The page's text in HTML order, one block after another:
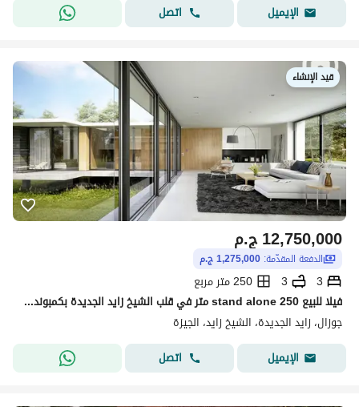
الإيميل
اتصل
قيد الإنشاء
ج.م12,750,000
الدفعة المقدّمة: 1,275,000 ج.م
3
3
250 متر مربع
فيلا للبيع stand alone 250 متر في قلب الشيخ زايد الجديدة بكمبوند جوزال بموقع استراتيجي قريب من كل المحاور مع مساحات خضراء وبحيرات وتصميم أوروبي راقي
جوزال، زايد الجديدة، الشيخ زايد، الجيزة
الإيميل
اتصل